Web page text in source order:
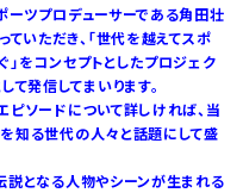
ーツプロデューサーである角田壮
いただき、「世代を越えてスポ
をコンセプトとしたプロジェク
発信してまいります。
ピソードについて詳しければ、当
知る世代の人々と話題にして盛
説となる人物やシーンが生まれる